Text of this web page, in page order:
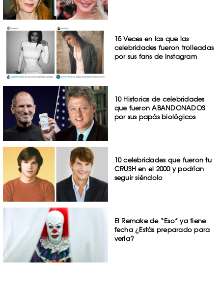
15 Veces en las que las
celebridades fueron trolleadas
por sus fans de Instagram
10 Historias de celebridades
que fueron ABANDONADOS
por sus papás biológicos
10 celebridades que fueron tu
CRUSH en el 2000 y podrían
seguir siéndolo
El Remake de “Eso” ya tiene
fecha ¿Estás preparado para
verla?